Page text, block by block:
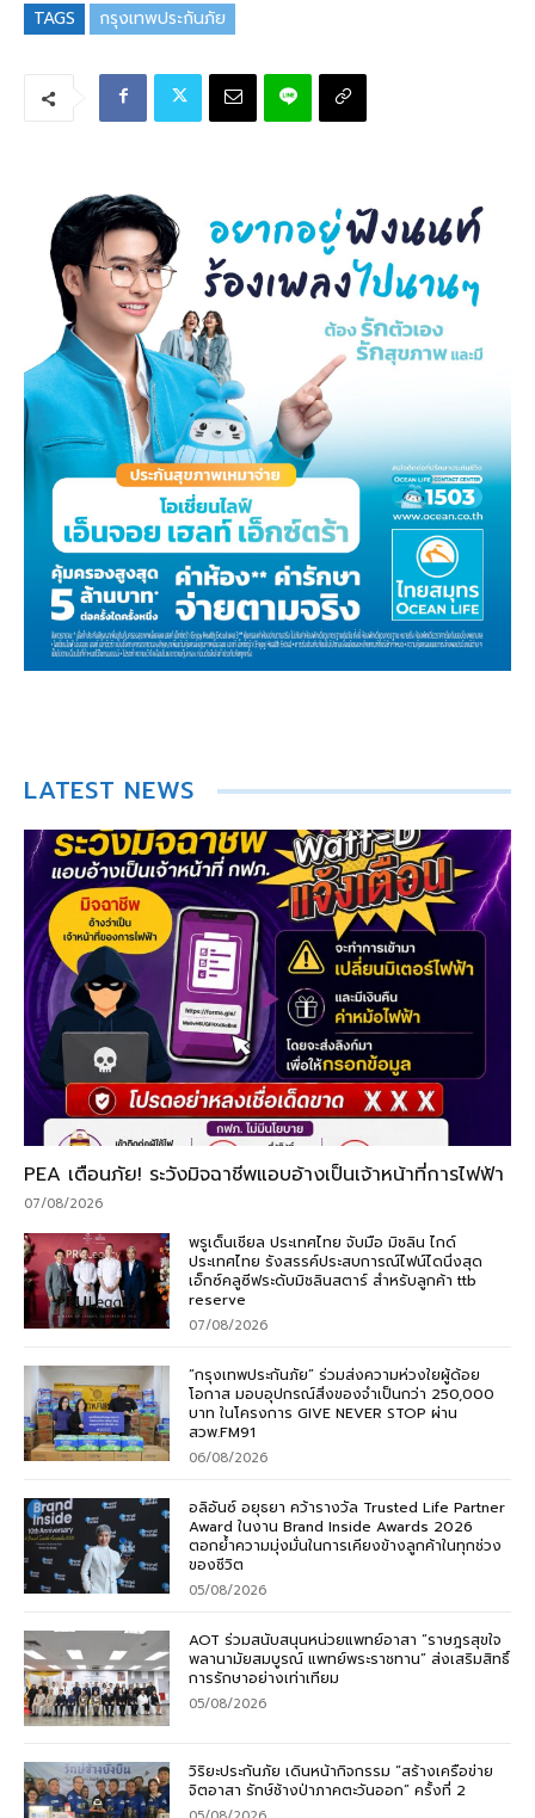
TAGS กรุงเทพประกันภัย
LATEST NEWS
PEA เตือนภัย! ระวังมิจฉาชีพแอบอ้างเป็นเจ้าหน้าที่การไฟฟ้า
07/08/2026
พรูเด็นเชียล ประเทศไทย จับมือ มิชลิน ไกด์
ประเทศไทย รังสรรค์ประสบการณ์ไฟน์ไดนิ่งสุด
เอ็กซ์คลูซีฟระดับมิชลินสตาร์ สำหรับลูกค้า ttb
reserve
07/08/2026
“กรุงเทพประกันภัย” ร่วมส่งความห่วงใยผู้ด้อย
โอกาส มอบอุปกรณ์สิ่งของจำเป็นกว่า 250,000
บาท ในโครงการ GIVE NEVER STOP ผ่าน
สวพ.FM91
06/08/2026
อลิอันซ์ อยุธยา คว้ารางวัล Trusted Life Partner
Award ในงาน Brand Inside Awards 2026
ตอกย้ำความมุ่งมั่นในการเคียงข้างลูกค้าในทุกช่วง
ของชีวิต
05/08/2026
AOT ร่วมสนับสนุนหน่วยแพทย์อาสา “ราษฎรสุขใจ
พลานามัยสมบูรณ์ แพทย์พระราชทาน” ส่งเสริมสิทธิ์
การรักษาอย่างเท่าเทียม
05/08/2026
วิริยะประกันภัย เดินหน้ากิจกรรม “สร้างเครือข่าย
จิตอาสา รักษ์ช้างป่าภาคตะวันออก” ครั้งที่ 2